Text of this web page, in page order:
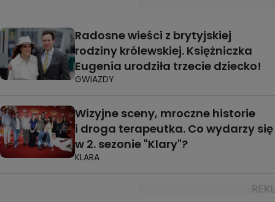
Radosne wieści z brytyjskiej
rodziny królewskiej. Księżniczka
Eugenia urodziła trzecie dziecko!
GWIAZDY
Wizyjne sceny, mroczne historie
i droga terapeutka. Co wydarzy się
w 2. sezonie "Klary"?
KLARA